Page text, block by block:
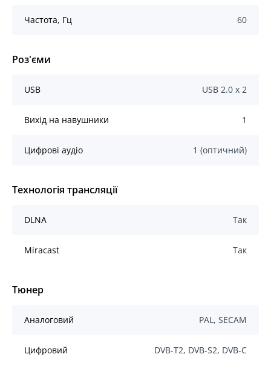
Частота, Гц 60
Роз'єми
USB USB 2.0 х 2
Вихід на навушники 1
Цифрові аудіо 1 (оптичний)
Технологія трансляції
DLNA Так
Miracast Так
Тюнер
Аналоговий PAL, SECAM
Цифровий DVB-T2, DVB-S2, DVB-C